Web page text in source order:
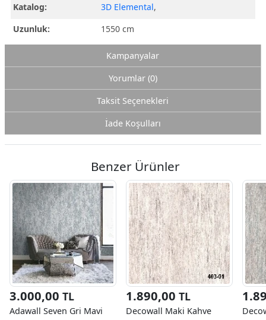
Katalog:
3D Elemental,
Uzunluk:
1550 cm
Kampanyalar
Yorumlar (0)
Taksit Seçenekleri
İade Koşulları
Benzer Ürünler
3.000,00 TL
Adawall Seven Gri Mavi
1.890,00 TL
Decowall Maki Kahve